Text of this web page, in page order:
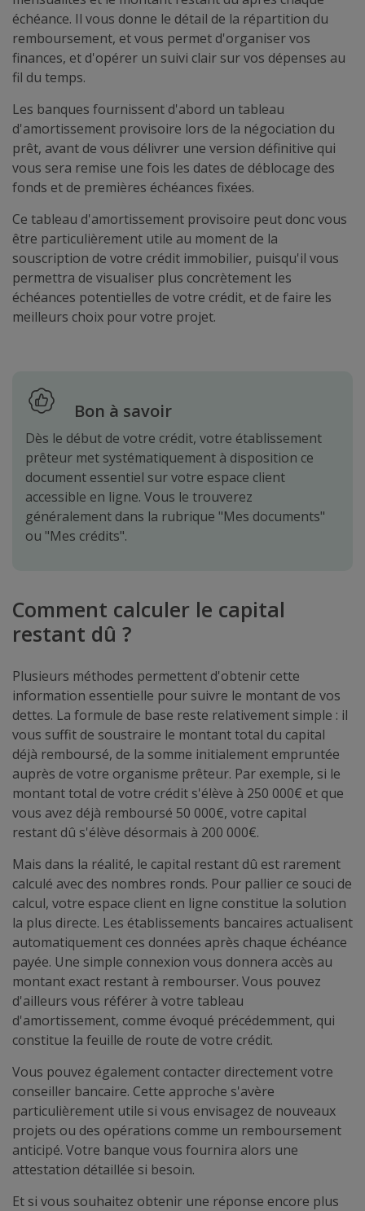
échéance. Il vous donne le détail de la répartition du
remboursement, et vous permet d'organiser vos
finances, et d'opérer un suivi clair sur vos dépenses au
fil du temps.
Les banques fournissent d'abord un tableau
d'amortissement provisoire lors de la négociation du
prêt, avant de vous délivrer une version définitive qui
vous sera remise une fois les dates de déblocage des
fonds et de premières échéances fixées.
Ce tableau d'amortissement provisoire peut donc vous
être particulièrement utile au moment de la
souscription de votre crédit immobilier, puisqu'il vous
permettra de visualiser plus concrètement les
échéances potentielles de votre crédit, et de faire les
meilleurs choix pour votre projet.
Bon à savoir
Dès le début de votre crédit, votre établissement
prêteur met systématiquement à disposition ce
document essentiel sur votre espace client
accessible en ligne. Vous le trouverez
généralement dans la rubrique "Mes documents"
ou "Mes crédits".
Comment calculer le capital
restant dû ?
Plusieurs méthodes permettent d'obtenir cette
information essentielle pour suivre le montant de vos
dettes. La formule de base reste relativement simple : il
vous suffit de soustraire le montant total du capital
déjà remboursé, de la somme initialement empruntée
auprès de votre organisme prêteur. Par exemple, si le
montant total de votre crédit s'élève à 250 000€ et que
vous avez déjà remboursé 50 000€, votre capital
restant dû s'élève désormais à 200 000€.
Mais dans la réalité, le capital restant dû est rarement
calculé avec des nombres ronds. Pour pallier ce souci de
calcul, votre espace client en ligne constitue la solution
la plus directe. Les établissements bancaires actualisent
automatiquement ces données après chaque échéance
payée. Une simple connexion vous donnera accès au
montant exact restant à rembourser. Vous pouvez
d'ailleurs vous référer à votre tableau
d'amortissement, comme évoqué précédemment, qui
constitue la feuille de route de votre crédit.
Vous pouvez également contacter directement votre
conseiller bancaire. Cette approche s'avère
particulièrement utile si vous envisagez de nouveaux
projets ou des opérations comme un remboursement
anticipé. Votre banque vous fournira alors une
attestation détaillée si besoin.
Et si vous souhaitez obtenir une réponse encore plus